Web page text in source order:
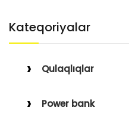
Kateqoriyalar
Qulaqlıqlar
Power bank